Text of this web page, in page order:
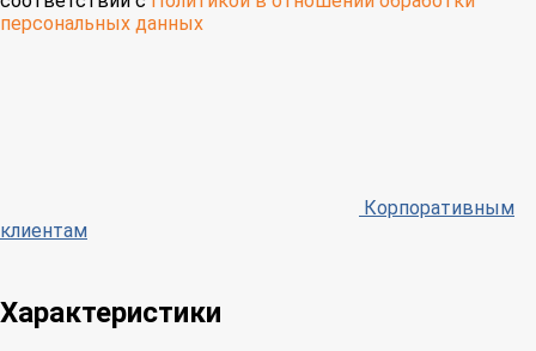
персональных данных
Корпоративным
клиентам
Характеристики